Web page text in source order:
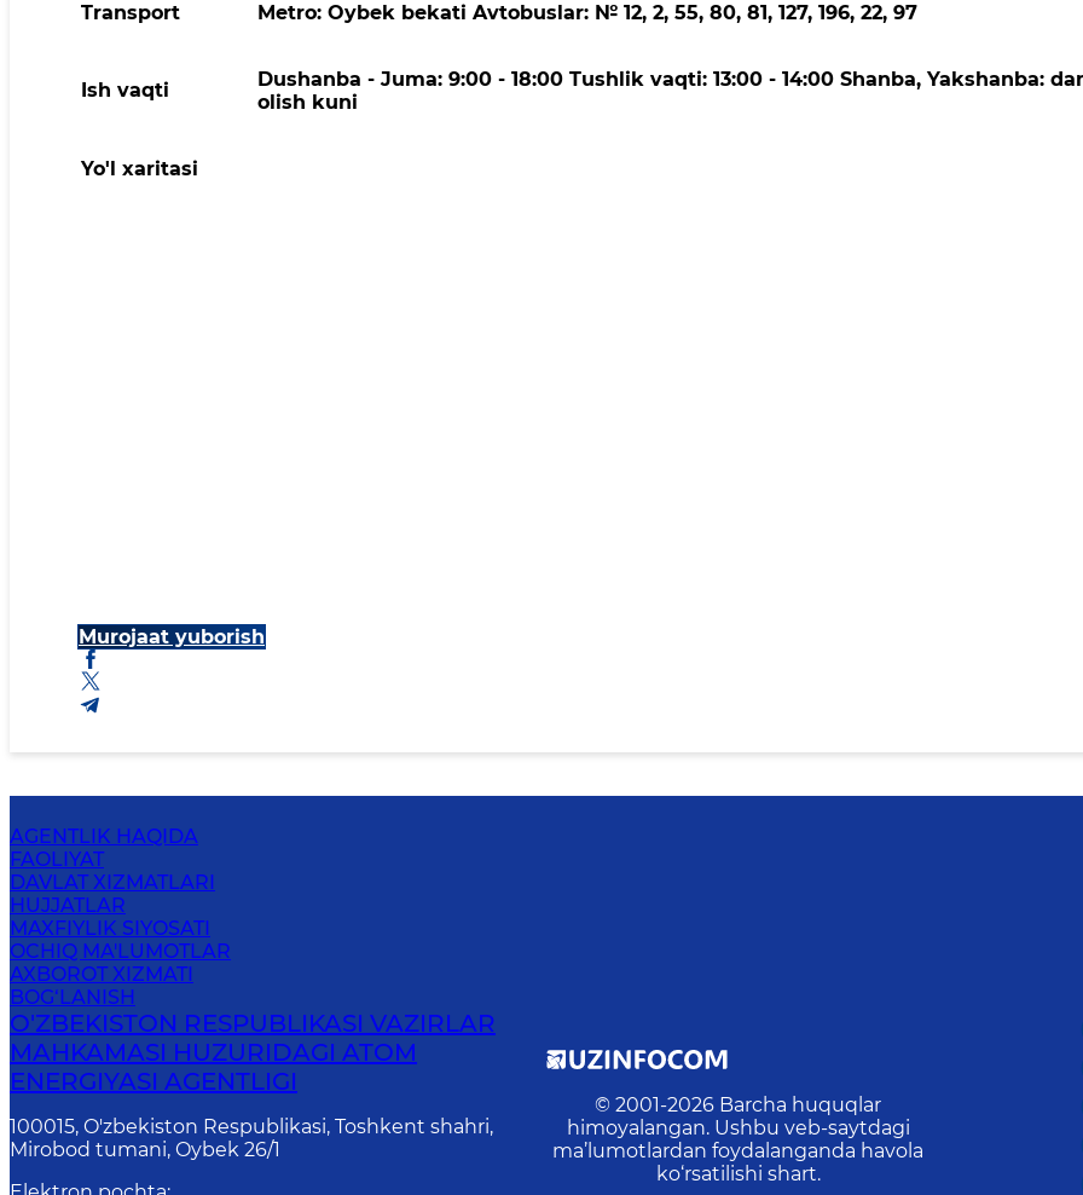
Transport Metro: Oybek bekati Avtobuslar: № 12, 2, 55, 80, 81, 127, 196, 22, 97
Ish vaqti
Dushanba - Juma: 9:00 - 18:00 Tushlik vaqti: 13:00 - 14:00 Shanba, Yakshanba:
olish kuni
Yo'l xaritasi
Murojaat yuborish
AGENTLIK HAQIDA
FAOLIYAT
DAVLAT XIZMATLARI
HUJJATLAR
MAXFIYLIK SIYOSATI
OCHIQ MA'LUMOTLAR
AXBOROT XIZMATI
BOG‘LANISH
O'ZBEKISTON RESPUBLIKASI VAZIRLAR
MAHKAMASI HUZURIDAGI ATOM
ENERGIYASI AGENTLIGI
100015, O'zbekiston Respublikasi, Toshkent shahri,
Mirobod tumani, Oybek 26/1
© 2001-2026 Barcha huquqlar
himoyalangan. Ushbu veb-saytdagi
ma’lumotlardan foydalanganda havola
ko‘rsatilishi shart.